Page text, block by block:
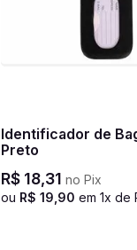
Identificador de
Preto
R$ 18,31 no Pix
ou R$ 19 90 em1x de